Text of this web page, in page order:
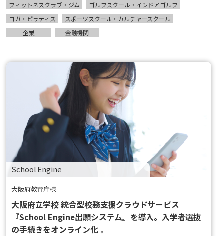
フィットネスクラブ・ジム
ゴルフスクール・インドアゴルフ
ヨガ・ピラティス
スポーツスクール・カルチャースクール
企業
金融機関
School Engine
大阪府教育庁様
大阪府立学校 統合型校務支援クラウドサービス
『School Engine出願システム』を導入。入学者選抜
の手続きをオンライン化 。